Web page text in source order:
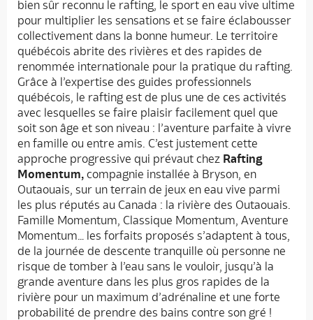
bien sûr reconnu le rafting, le sport en eau vive ultime
pour multiplier les sensations et se faire éclabousser
collectivement dans la bonne humeur. Le territoire
québécois abrite des rivières et des rapides de
renommée internationale pour la pratique du rafting.
Grâce à l’expertise des guides professionnels
québécois, le rafting est de plus une de ces activités
avec lesquelles se faire plaisir facilement quel que
soit son âge et son niveau : l’aventure parfaite à vivre
en famille ou entre amis. C’est justement cette
approche progressive qui prévaut chez Rafting
Momentum, compagnie installée à Bryson, en
Outaouais, sur un terrain de jeux en eau vive parmi
les plus réputés au Canada : la rivière des Outaouais.
Famille Momentum, Classique Momentum, Aventure
Momentum… les forfaits proposés s’adaptent à tous,
de la journée de descente tranquille où personne ne
risque de tomber à l’eau sans le vouloir, jusqu’à la
grande aventure dans les plus gros rapides de la
rivière pour un maximum d’adrénaline et une forte
probabilité de prendre des bains contre son gré !